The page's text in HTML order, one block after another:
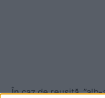
În caz de reușită,